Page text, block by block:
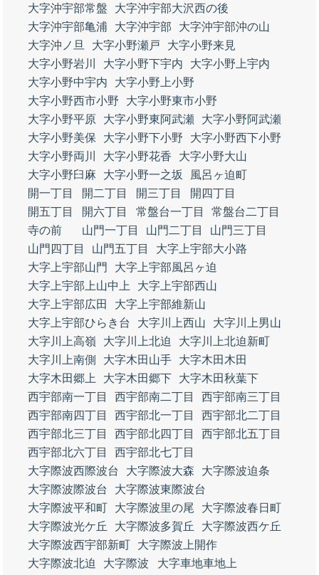
大字沖宇部常盤
大字沖宇部大沢西の後
大字沖宇部亀浦
大字沖宇部
大字沖宇部沖の山
大字沖ノ旦
大字小野瀬戸
大字小野来見
大字小野岩川
大字小野下宇内
大字小野上宇内
大字小野中宇内
大字小野上小野
大字小野西市小野
大字小野東市小野
大字小野平原
大字小野東阿武瀬
大字小野阿武瀬
大字小野美保
大字小野下小野
大字小野西下小野
大字小野両川
大字小野花香
大字小野大山
大字小野臼麻
大字小野一之坂
風呂ヶ迫町
開一丁目
開二丁目 開三丁目
開四丁目
開五丁目
開六丁目 常盤台一丁目
常盤台二丁目
寺の前
山門一丁目 山門二丁目
山門三丁目
山門四丁目
山門五丁目
大字上宇部大小路
大字上宇部山門
大字上宇部風呂ヶ迫
大字上宇部上山中上
大字上宇部西山
大字上宇部広田
大字上宇部維新山
大字上宇部ひらき台
大字川上西山
大字川上男山
大字川上高嶺
大字川上北迫
大字川上北迫新町
大字川上南側
大字木田山手
大字木田木田
大字木田郷上
大字木田郷下
大字木田秋葉下
西宇部南一丁目
西宇部南二丁目
西宇部南三丁目
西宇部南四丁目
西宇部北一丁目
西宇部北二丁目
西宇部北三丁目
西宇部北四丁目
西宇部北五丁目
西宇部北六丁目
西宇部北七丁目
大字際波西際波台
大字際波大森
大字際波迫条
大字際波際波台
大字際波東際波台
大字際波平和町
大字際波里の尾
大字際波春日町
大字際波光ケ丘
大字際波多賀丘
大字際波西ケ丘
大字際波西宇部新町
大字際波上開作
大字際波北迫
大字際波
大字車地車地上